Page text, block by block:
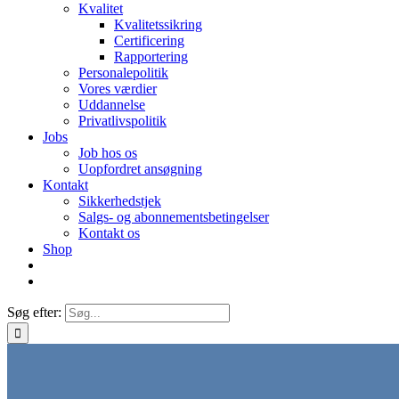
Kvalitet
Kvalitetssikring
Certificering
Rapportering
Personalepolitik
Vores værdier
Uddannelse
Privatlivspolitik
Jobs
Job hos os
Uopfordret ansøgning
Kontakt
Sikkerhedstjek
Salgs- og abonnementsbetingelser
Kontakt os
Shop
Søg efter: